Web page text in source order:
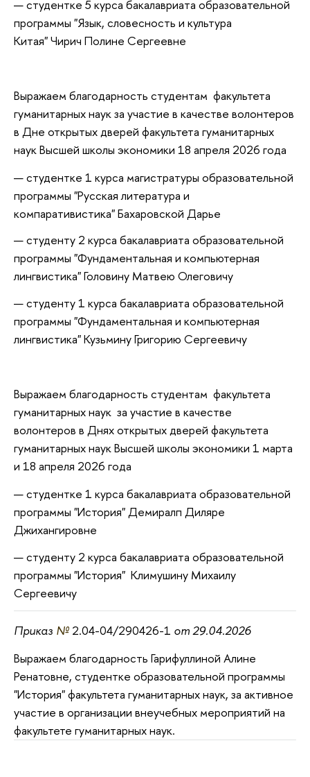
студентке 5 курса бакалавриата образовательной
программы "Язык, словесность и культура
Китая" Чирич Полине Сергеевне
Выражаем благодарность студентам факультета
гуманитарных наук за участие в качестве волонтеров
в Дне открытых дверей факультета гуманитарных
наук Высшей школы экономики 18 апреля 2026 года
студентке 1 курса магистратуры образовательной
программы "Русская литература и
компаративистика" Бахаровской Дарье
студенту 2 курса бакалавриата образовательной
программы "Фундаментальная и компьютерная
лингвистика" Головину Матвею Олеговичу
студенту 1 курса бакалавриата образовательной
программы "Фундаментальная и компьютерная
лингвистика" Кузьмину Григорию Сергеевичу
Выражаем благодарность студентам факультета
гуманитарных наук за участие в качестве
волонтеров в Днях открытых дверей факультета
гуманитарных наук Высшей школы экономики 1 марта
и 18 апреля 2026 года
студентке 1 курса бакалавриата образовательной
программы "История" Демиралп Диляре
Джихангировне
студенту 2 курса бакалавриата образовательной
программы "История" Климушину Михаилу
Сергеевичу
Приказ № 2.04-04/290426-1 от 29.04.2026
Выражаем благодарность Гарифуллиной Алине
Ренатовне, студентке образовательной программы
"История" факультета гуманитарных наук, за активное
участие в организации внеучебных мероприятий на
факультете гуманитарных наук.